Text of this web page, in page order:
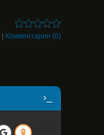
Комментарии (0)